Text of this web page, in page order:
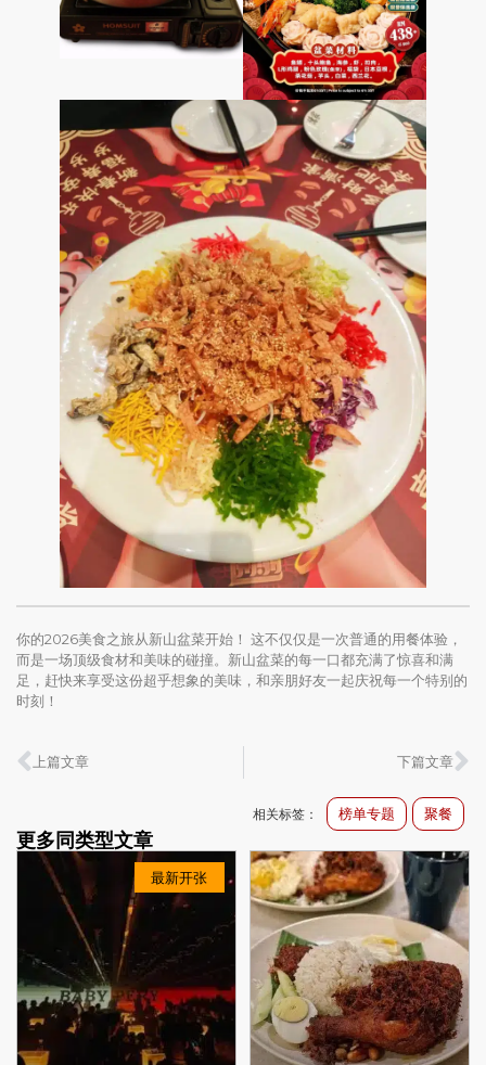
你的2026美食之旅从新山盆菜开始！ 这不仅仅是一次普通的用餐体验，
而是一场顶级食材和美味的碰撞。新山盆菜的每一口都充满了惊喜和满
足，赶快来享受这份超乎想象的美味，和亲朋好友一起庆祝每一个特别的
时刻！
上篇文章 下篇文章
最新开张
相关标签： 榜单专题 聚餐
更多同类型文章